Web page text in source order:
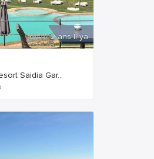
2 ans Il ya
Saidia Gar...